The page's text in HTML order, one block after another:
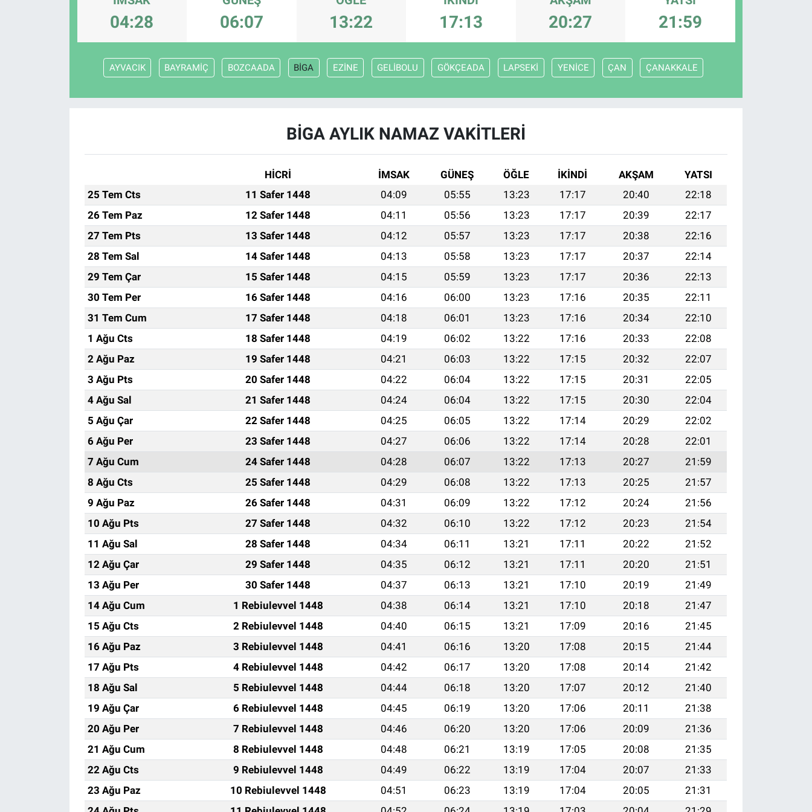
04:28 06:07 13:22 17:13 20:27 21:59
AYVACIK BAYRAMİÇ BOZCAADA BİGA EZİNE GELİBOLU GÖKÇEADA LAPSEKİ YENİCE ÇAN ÇANAKKALE
BİGA AYLIK NAMAZ VAKITLERI
HİCRİ İMSAK GÜNEŞ ÖĞLE İKINDI AKŞAM
YATSI
25 Tem Cts
11 Safer 1448 04:09 05:55 13:23 17:17 20:40
22:18
26 Tem Paz
12 Safer 1448 04:11 05:56 13:23 17:17 20:39
22:17
27 Tem Pts
13 Safer 1448 04:12 05:57 13:23 17:17 20:38
22:16
28 Tem Sal
14 Safer 1448 04:13 05:58 13:23 17:17 20:37
22:14
29 Tem Çar
15 Safer 1448 04:15 05:59 13:23 17:17 20:36
22:13
30 Tem Per
16 Safer 1448 04:16 06:00 13:23 17:16 20:35
22:11
31 Tem Cum
17 Safer 1448 04:18 06:01 13:23 17:16 20:34
22:10
1 Ağu Cts
18 Safer 1448 04:19 06:02 13:22 17:16 20:33
22:08
2 Ağu Paz
19 Safer 1448 04:21 06:03 13:22 17:15 20:32
22:07
3 Ağu Pts
20 Safer 1448 04:22 06:04 13:22 17:15 20:31
22:05
4 Ağu Sal
21 Safer 1448 04:24 06:04 13:22 17:15 20:30
22:04
5 Ağu Çar
22 Safer 1448 04:25 06:05 13:22 17:14 20:29
22:02
6 Ağu Per
23 Safer 1448 04:27 06:06 13:22 17:14 20:28
22:01
7 Ağu Cum
24 Safer 1448 04:28 06:07 13:22 17:13 20:27
21:59
8 Ağu Cts
25 Safer 1448 04:29 06:08 13:22 17:13 20:25
21:57
9 Ağu Paz
26 Safer 1448 04:31 06:09 13:22 17:12 20:24
21:56
10 Ağu Pts
27 Safer 1448 04:32 06:10 13:22 17:12 20:23
21:54
11 Ağu Sal
28 Safer 1448 04:34 06:11 13:21 17:11 20:22
21:52
12 Ağu Çar
29 Safer 1448 04:35 06:12 13:21 17:11 20:20
21:51
13 Ağu Per
30 Safer 1448 04:37 06:13 13:21 17:10 20:19
21:49
14 Ağu Cum
1 Rebiulevvel 1448 04:38 06:14 13:21 17:10 20:18
21:47
15 Ağu Cts
2 Rebiulevvel 1448 04:40 06:15 13:21 17:09 20:16
21:45
16 Ağu Paz
3 Rebiulevvel 1448 04:41 06:16 13:20 17:08 20:15
21:44
17 Ağu Pts
4 Rebiulevvel 1448 04:42 06:17 13:20 17:08 20:14
21:42
18 Ağu Sal
5 Rebiulevvel 1448 04:44 06:18 13:20 17:07 20:12
21:40
19 Ağu Çar
6 Rebiulevvel 1448 04:45 06:19 13:20 17:06 20:11
21:38
20 Ağu Per
7 Rebiulevvel 1448 04:46 06:20 13:20 17:06 20:09
21:36
21 Ağu Cum
8 Rebiulevvel 1448 04:48 06:21 13:19 17:05 20:08
21:35
22 Ağu Cts
9 Rebiulevvel 1448 04:49 06:22 13:19 17:04 20:07
21:33
23 Ağu Paz
10 Rebiulevvel 1448 04:51 06:23 13:19 17:04 20:05
21:31